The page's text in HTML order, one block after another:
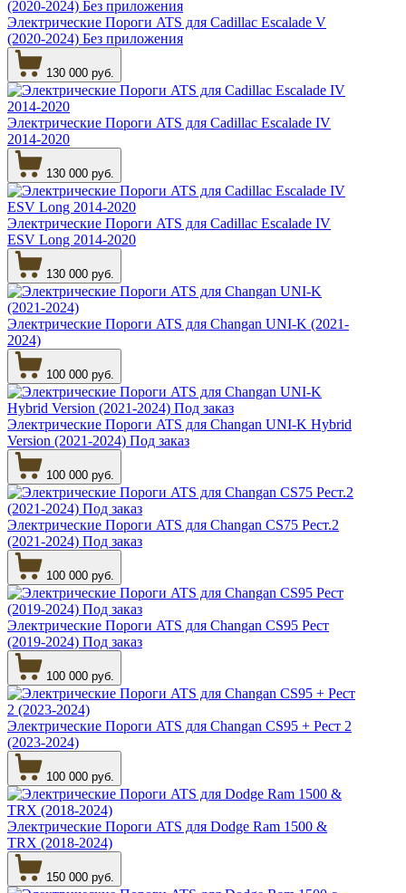
Электрические Пороги ATS для Cadillac Escalade V
(2020-2024) Без приложения
130 000 руб.
Электрические Пороги ATS для Cadillac Escalade IV
2014-2020
130 000 руб.
Электрические Пороги ATS для Cadillac Escalade IV
ESV Long 2014-2020
130 000 руб.
Электрические Пороги ATS для Changan UNI-K (2021-
2024)
100 000 руб.
Электрические Пороги ATS для Changan UNI-K Hybrid
Version (2021-2024) Под заказ
100 000 руб.
Электрические Пороги ATS для Changan CS75 Рест.2
(2021-2024) Под заказ
100 000 руб.
Электрические Пороги ATS для Changan CS95 Рест
(2019-2024) Под заказ
100 000 руб.
Электрические Пороги ATS для Changan CS95 + Рест 2
(2023-2024)
100 000 руб.
Электрические Пороги ATS для Dodge Ram 1500 &
TRX (2018-2024)
150 000 руб.